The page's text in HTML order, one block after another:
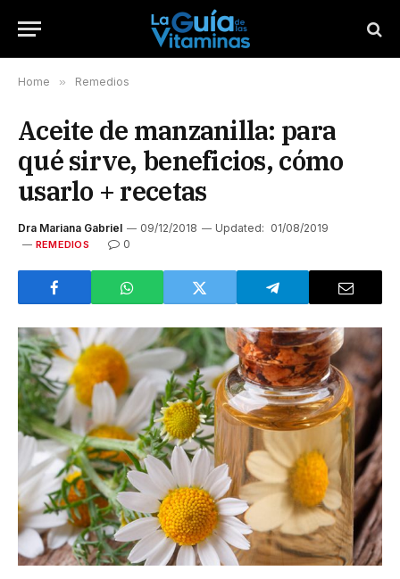
Home » Remedios
Aceite de manzanilla: para
qué sirve, beneficios, cómo
usarlo + recetas
Dra Mariana Gabriel 09/12/2018 Updated: 01/08/2019
REMEDIOS 0